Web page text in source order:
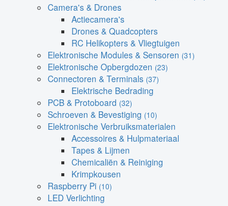
Camera's & Drones
Actiecamera's
Drones & Quadcopters
RC Helikopters & Vliegtuigen
Elektronische Modules & Sensoren (31)
Elektronische Opbergdozen (23)
Connectoren & Terminals (37)
Elektrische Bedrading
PCB & Protoboard (32)
Schroeven & Bevestiging (10)
Elektronische Verbruiksmaterialen
Accessoires & Hulpmateriaal
Tapes & Lijmen
Chemicaliën & Reiniging
Krimpkousen
Raspberry Pi (10)
LED Verlichting